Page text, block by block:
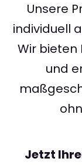
Unsere
individuell
Wir bieten
und
Jetzt